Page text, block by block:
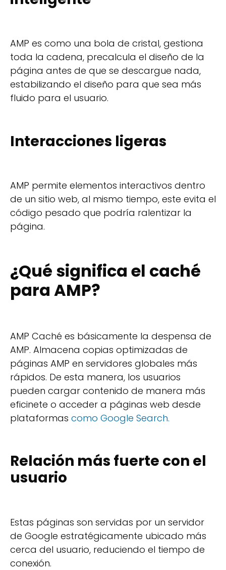
AMP es como una bola de cristal, gestiona
toda la cadena, precalcula el diseño de la
página antes de que se descargue nada,
estabilizando el diseño para que sea más
fluido para el usuario.
Interacciones ligeras
AMP permite elementos interactivos dentro
de un sitio web, al mismo tiempo, este evita el
código pesado que podría ralentizar la
página.
¿Qué significa el caché
para AMP?
AMP Caché es básicamente la despensa de
AMP. Almacena copias optimizadas de
páginas AMP en servidores globales más
rápidos. De esta manera, los usuarios
pueden cargar contenido de manera más
eficinete o acceder a páginas web desde
plataformas como Google Search.
Relación más fuerte con el
usuario
Estas páginas son servidas por un servidor
de Google estratégicamente ubicado más
cerca del usuario, reduciendo el tiempo de
conexión.